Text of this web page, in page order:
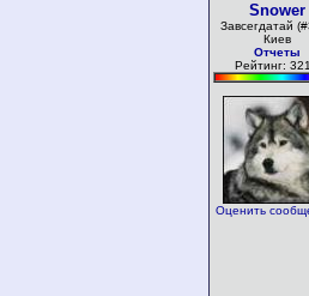
Snower
Завсегдатай
Киев
Отчеты
Рейтинг:
Оценить